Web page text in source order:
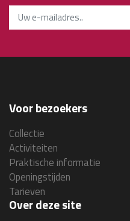
Voor bezoekers
Collectie
Activiteiten
Praktische informatie
Openingstijden
Tarieven
Over deze site